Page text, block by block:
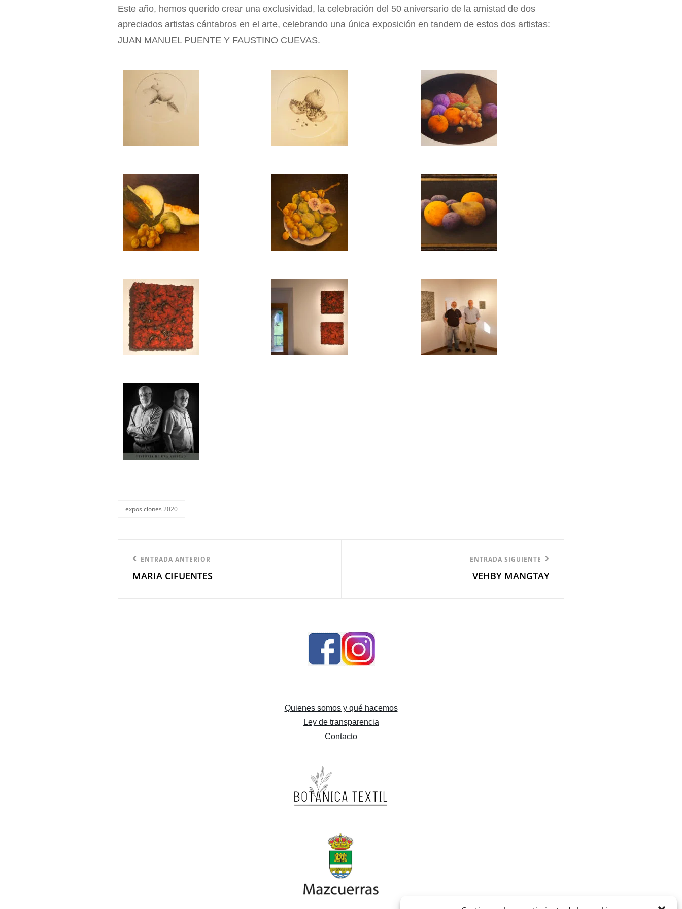
Este año, hemos querido crear una exclusividad, la celebración del 50 aniversario de la amistad de dos
apreciados artistas cántabros en el arte, celebrando una única exposición en tandem de estos dos artistas:
JUAN MANUEL PUENTE Y FAUSTINO CUEVAS.
categorías
exposiciones 2020
de
Entrada
anterior
ENTRADA ANTERIOR
MARIA CIFUENTES
ENTRADA SIGUIENTE
VEHBY MANGTAY
Quienes somos y qué hacemos
Ley de transparencia
Contacto